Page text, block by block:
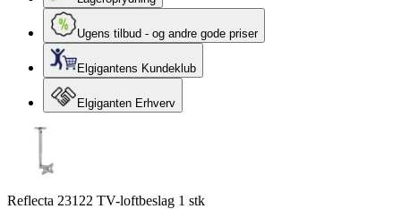
Ugens tilbud - og andre gode priser
Elgigantens Kundeklub
Elgiganten Erhverv
Reflecta 23122 TV-loftbeslag 1 stk